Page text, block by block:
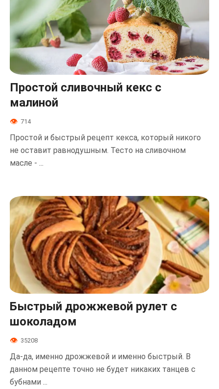
Простой сливочный кекс с
малиной
714
Простой и быстрый рецепт кекса, который никого
не оставит равнодушным. Тесто на сливочном
масле - ...
Быстрый дрожжевой рулет с
шоколадом
35208
Да-да, именно дрожжевой и именно быстрый. В
данном рецепте точно не будет никаких танцев с
бубнами ...